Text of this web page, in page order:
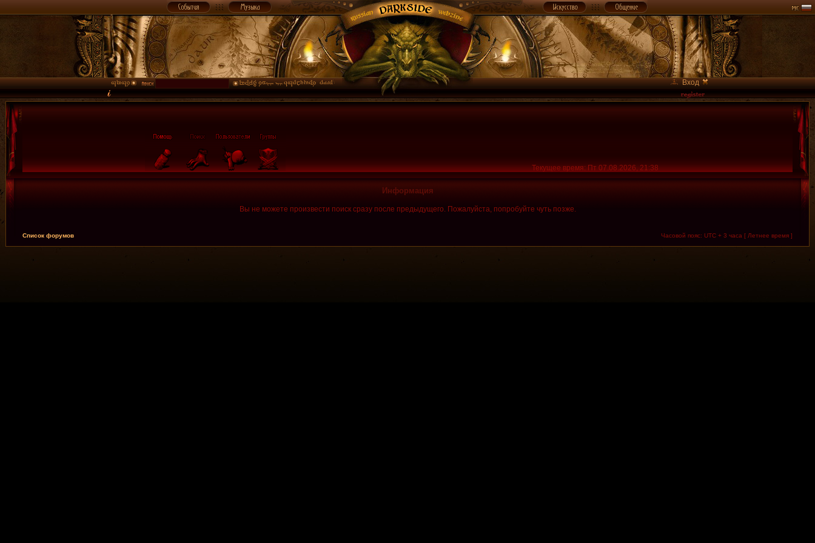
Вход
Текущее время: Пт 07.08.2026, 21:38
Информация
Вы не можете произвести поиск сразу после предыдущего. Пожалуйста, попробуйте чуть позже.
Список форумов Часовой пояс: UTC + 3 часа [ Летнее время ]